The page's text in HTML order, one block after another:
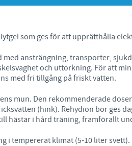
Chile
China
Colombia
Korea
Mexico
som ges för att upprätthålla
ansträngning, transporter,
och uttorkning. För att
med fri tillgång på friskt vatten.
mun. Den rekommenderade
(hink). Rehydion bör ges
hästar i hård träning, framförallt
i tempererat klimat (5-10 liter svett).